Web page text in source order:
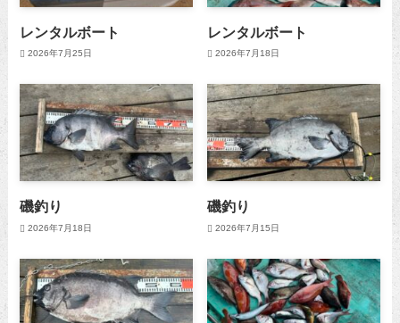
レンタルボート
2026年7月25日
レンタルボート
2026年7月18日
磯釣り
2026年7月18日
磯釣り
2026年7月15日